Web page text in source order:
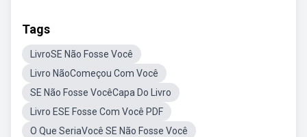
Tags
LivroSE Não Fosse Você
Livro NãoComeçou Com Você
SE Não Fosse VocêCapa Do Livro
Livro ESE Fosse Com Você PDF
O Que SeriaVocê SE Não Fosse Você